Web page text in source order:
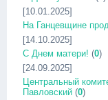
[10.01.2025]
На Ганцевщине
[14.10.2025]
С Днем матери! (0)
[24.09.2025]
Центральный
Павловский (0)